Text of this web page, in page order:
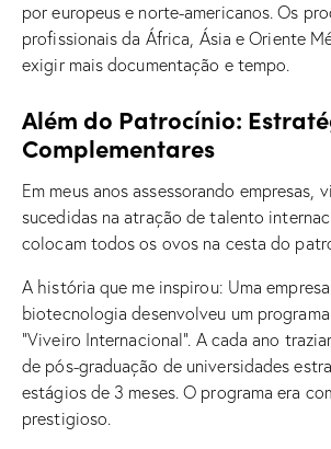
por europeus e norte-americanos. Os
profissionais da África, Ásia e Oriente
exigir mais documentação e tempo.
Além do Patrocínio:
Complementares
Em meus anos assessorando empresas,
sucedidas na atração de talento
colocam todos os ovos na cesta do
A história que me inspirou: Uma
biotecnologia desenvolveu um
“Viveiro Internacional”. A cada ano
de pós-graduação de universidades
estágios de 3 meses. O programa era
prestigioso.